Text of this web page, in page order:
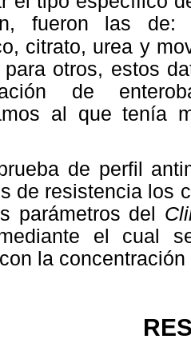
fueron las de:
citrato, urea y
para otros, estos
de
al que tenía
de perfil
de resistencia los
parámetros del
el cual
la